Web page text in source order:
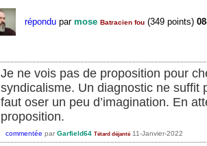
répondu par mose Batracien fou (349 points)
Je ne vois pas de proposition pour
syndicalisme. Un diagnostic ne suffit
faut oser un peu d’imagination. En
proposition.
commentée par Garfield64 Tétard déjanté 11-Janvier-2022